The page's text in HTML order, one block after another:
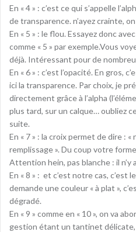
En « 4 » : c’est ce qui s’appelle
de transparence. n’ayez crainte,
En « 5 » : le flou. Essayez donc
comme « 5 » par exemple.Vous
déjà. Intéressant pour de
En « 6 » : c’est l’opacité. En gros,
ici la transparence. Par choix, je
directement grâce à l’alpha
plus tard, sur un calque… oubliez
suite.
En « 7 » : la croix permet de dire : «
remplissage ». Du coup votre
Attention hein, pas blanche : il n’y
En « 8 » : et c’est notre cas, c’est
demande une couleur « à plat »,
dégradé.
En « 9 » comme en « 10 », on va
gestion étant un tantinet délicate,